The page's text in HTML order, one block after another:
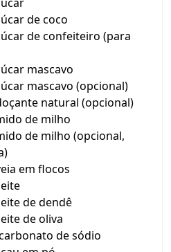
de coco
de confeiteiro (para
mascavo
mascavo (opcional)
natural (opcional)
de milho
de milho (opcional,
em flocos
de dendê
de oliva
de sódio